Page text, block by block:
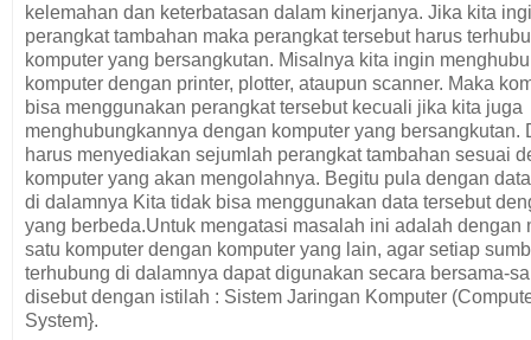
kelemahan dan keterbatasan dalam kinerjanya. Jika kita
perangkat tambahan maka perangkat tersebut harus
komputer yang bersangkutan. Misalnya kita ingin
komputer dengan printer, plotter, ataupun scanner. Maka
bisa menggunakan perangkat tersebut kecuali jika kita juga
menghubungkannya dengan komputer yang bersangkutan.
harus menyediakan sejumlah perangkat tambahan sesuai
komputer yang akan mengolahnya. Begitu pula dengan
di dalamnya Kita tidak bisa menggunakan data tersebut
yang berbeda.Untuk mengatasi masalah ini adalah dengan
satu komputer dengan komputer yang lain, agar setiap
terhubung di dalamnya dapat digunakan secara bersama-
disebut dengan istilah : Sistem Jaringan Komputer
System}.